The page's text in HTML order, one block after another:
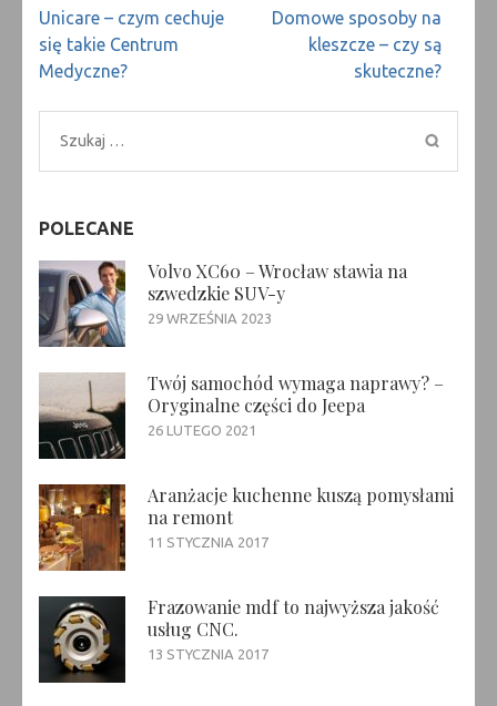
Nawigacja
wpisu
Unicare – czym cechuje
się takie Centrum
Medyczne?
Domowe sposoby na
kleszcze – czy są
skuteczne?
Szukaj:
POLECANE
Volvo XC60 – Wrocław stawia na
szwedzkie SUV-y
29 WRZEŚNIA 2023
Twój samochód wymaga naprawy? –
Oryginalne części do Jeepa
26 LUTEGO 2021
Aranżacje kuchenne kuszą pomysłami
na remont
11 STYCZNIA 2017
Frazowanie mdf to najwyższa jakość
usług CNC.
13 STYCZNIA 2017